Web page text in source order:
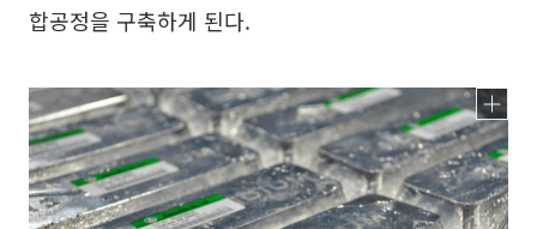
합공정을 구축하게 된다.